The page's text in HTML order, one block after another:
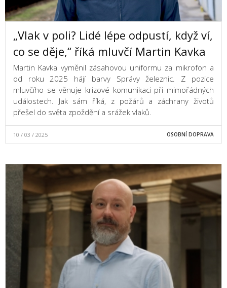
„Vlak v poli? Lidé lépe odpustí, když ví,
co se děje,“ říká mluvčí Martin Kavka
Martin Kavka vyměnil zásahovou uniformu za mikrofon a
od roku 2025 hájí barvy Správy železnic. Z pozice
mluvčího se věnuje krizové komunikaci při mimořádných
událostech. Jak sám říká, z požárů a záchrany životů
přešel do světa zpoždění a srážek vlaků.
10 / 03 / 2025 OSOBNÍ DOPRAVA